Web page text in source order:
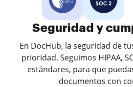
Seguridad y
En DocHub, la seguridad de
prioridad. Seguimos HIPAA,
estándares, para que
documentos con